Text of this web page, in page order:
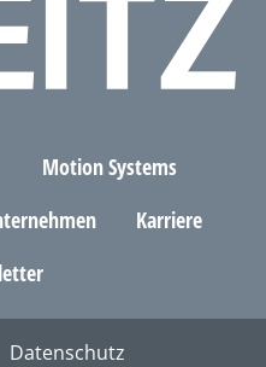
Motion Systems
Karriere
Datenschutz